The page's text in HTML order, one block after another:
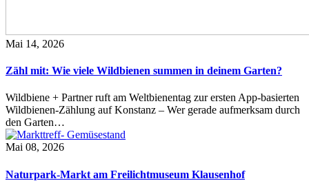
Mai 14, 2026
Zähl mit: Wie viele Wildbienen summen in deinem Garten?
Wildbiene + Partner ruft am Weltbienentag zur ersten App-basierten
Wildbienen-Zählung auf Konstanz – Wer gerade aufmerksam durch
den Garten…
Mai 08, 2026
Naturpark-Markt am Freilichtmuseum Klausenhof